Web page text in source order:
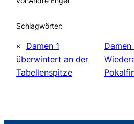
Schlagwörter:
« Damen 1
überwintert an der
Tabellenspitze